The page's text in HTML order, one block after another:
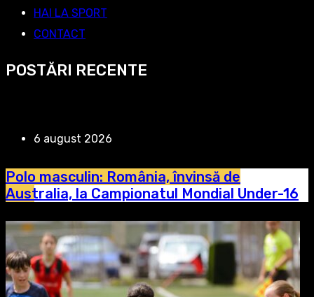
HAI LA SPORT
CONTACT
POSTĂRI RECENTE
6 august 2026
Polo masculin: România, învinsă de
Australia, la Campionatul Mondial Under-16